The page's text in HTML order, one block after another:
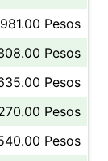
Pesos
Pesos
Pesos
Pesos
Pesos